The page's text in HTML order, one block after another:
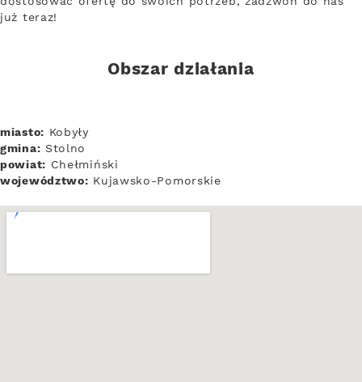
już teraz!
Obszar działania
miasto: Kobyły
gmina: Stolno
powiat: Chełmiński
województwo: Kujawsko-Pomorskie